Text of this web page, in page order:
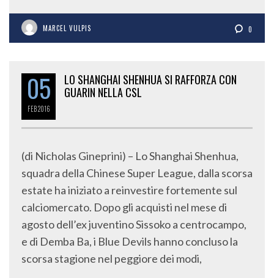
MARCEL VULPIS 0
05
FEB2016
LO SHANGHAI SHENHUA SI RAFFORZA CON
GUARIN NELLA CSL
(di Nicholas Gineprini) – Lo Shanghai Shenhua,
squadra della Chinese Super League, dalla scorsa
estate ha iniziato a reinvestire fortemente sul
calciomercato. Dopo gli acquisti nel mese di
agosto dell’ex juventino Sissoko a centrocampo,
e di Demba Ba, i Blue Devils hanno concluso la
scorsa stagione nel peggiore dei modi,